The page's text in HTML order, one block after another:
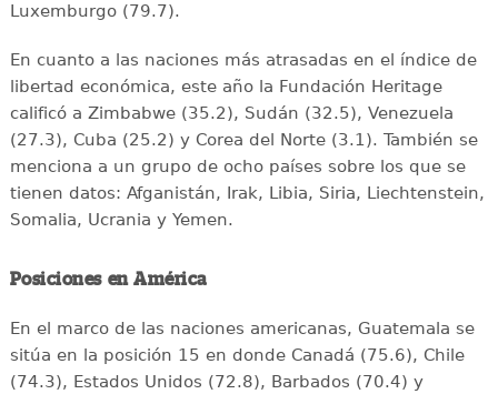
Luxemburgo (79.7).
En cuanto a las naciones más atrasadas en el índice de
libertad económica, este año la Fundación Heritage
calificó a Zimbabwe (35.2), Sudán (32.5), Venezuela
(27.3), Cuba (25.2) y Corea del Norte (3.1). También se
menciona a un grupo de ocho países sobre los que se
tienen datos: Afganistán, Irak, Libia, Siria, Liechtenstein,
Somalia, Ucrania y Yemen.
Posiciones en América
En el marco de las naciones americanas, Guatemala se
sitúa en la posición 15 en donde Canadá (75.6), Chile
(74.3), Estados Unidos (72.8), Barbados (70.4) y